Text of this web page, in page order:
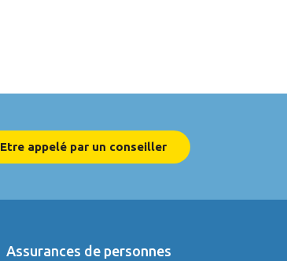
Etre appelé par un conseiller
Assurances de personnes